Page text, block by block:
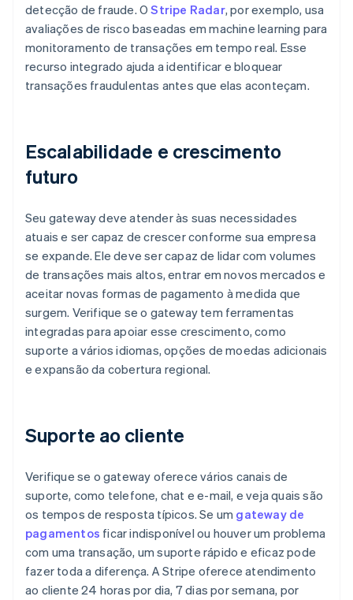
detecção de fraude. OStripe Radar, por exemplo, usa
avaliações de risco baseadas em machine learning para
monitoramento de transações em tempo real. Esse
recurso integrado ajuda a identificar e bloquear
transações fraudulentas antes que elas aconteçam.
Escalabilidade e crescimento
futuro
Seu gateway deve atender às suas necessidades
atuais e ser capaz de crescer conforme sua empresa
se expande. Ele deve ser capaz de lidar com volumes
de transações mais altos, entrar em novos mercados e
aceitar novas formas de pagamento à medida que
surgem. Verifique se o gateway tem ferramentas
integradas para apoiar esse crescimento, como
suporte a vários idiomas, opções de moedas adicionais
e expansão da cobertura regional.
Suporte ao cliente
Verifique se o gateway oferece vários canais de
suporte, como telefone, chat e e-mail, e veja quais são
os tempos de resposta típicos. Se um gateway de
pagamentos ficar indisponível ou houver um problema
com uma transação, um suporte rápido e eficaz pode
fazer toda a diferença. A Stripe oferece atendimento
ao cliente 24 horas por dia, 7 dias por semana, por